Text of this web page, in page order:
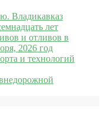
Владикавказ
лет
и отливов в
2026 год
и технологий